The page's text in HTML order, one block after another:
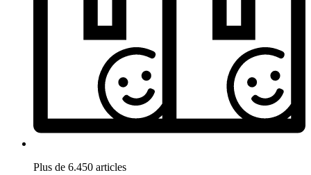
Plus de 6.450 articles